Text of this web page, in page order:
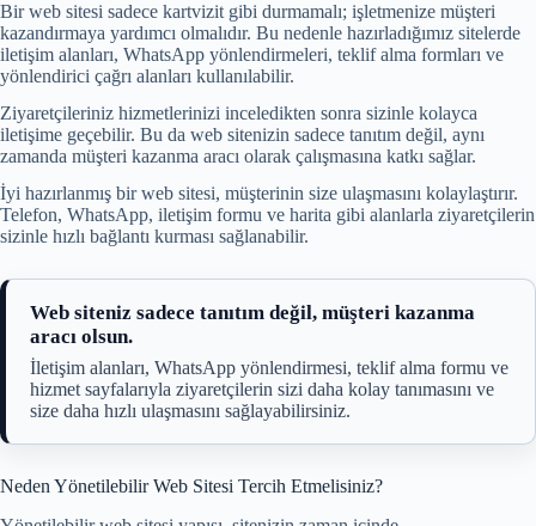
Bir web sitesi sadece kartvizit gibi durmamalı; işletmenize müşteri
kazandırmaya yardımcı olmalıdır. Bu nedenle hazırladığımız sitelerde
iletişim alanları, WhatsApp yönlendirmeleri, teklif alma formları ve
yönlendirici çağrı alanları kullanılabilir.
Ziyaretçileriniz hizmetlerinizi inceledikten sonra sizinle kolayca
iletişime geçebilir. Bu da web sitenizin sadece tanıtım değil, aynı
zamanda müşteri kazanma aracı olarak çalışmasına katkı sağlar.
İyi hazırlanmış bir web sitesi, müşterinin size ulaşmasını kolaylaştırır.
Telefon, WhatsApp, iletişim formu ve harita gibi alanlarla ziyaretçilerin
sizinle hızlı bağlantı kurması sağlanabilir.
Web siteniz sadece tanıtım değil, müşteri kazanma
aracı olsun.
İletişim alanları, WhatsApp yönlendirmesi, teklif alma formu ve
hizmet sayfalarıyla ziyaretçilerin sizi daha kolay tanımasını ve
size daha hızlı ulaşmasını sağlayabilirsiniz.
Neden Yönetilebilir Web Sitesi Tercih Etmelisiniz?